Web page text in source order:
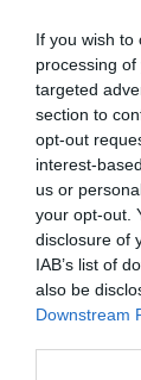
If you wish to
processing
targeted
section to
opt-out
interest-
us or
your opt-out.
disclosure of
IAB’s list of
also be
Downstream
Κάθε
Basketball
πρώτους
και